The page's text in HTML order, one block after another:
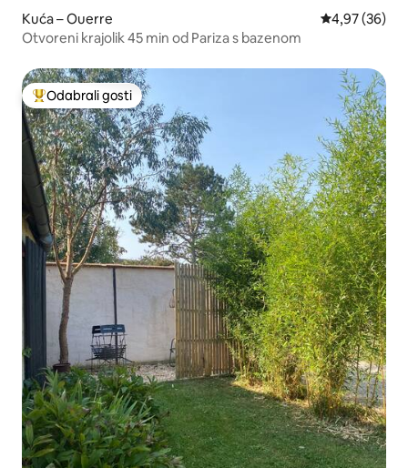
Kuća – Ouerre Prosječna
4,97 (36)
Otvoreni krajolik 45 min od Pariza s bazenom
Među najviše rangiranima s oznakom „Odabrali gosti”
Odabrali gosti